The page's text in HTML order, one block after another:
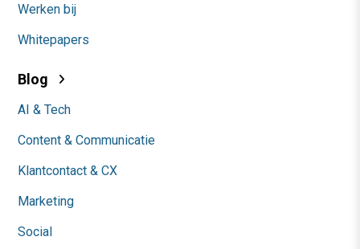
Werken bij
Whitepapers
Blog
AI & Tech
Content & Communicatie
Klantcontact & CX
Marketing
Social